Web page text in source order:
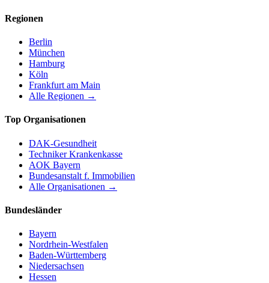
Regionen
Berlin
München
Hamburg
Köln
Frankfurt am Main
Alle Regionen →
Top Organisationen
DAK-Gesundheit
Techniker Krankenkasse
AOK Bayern
Bundesanstalt f. Immobilien
Alle Organisationen →
Bundesländer
Bayern
Nordrhein-Westfalen
Baden-Württemberg
Niedersachsen
Hessen